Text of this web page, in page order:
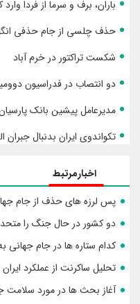
باران، برف و سرما از فردا
حذف چلسی از جام حذفی
شکست تراکتور در خرم آباد
دو انتصاب در فدراسیون
مدیرعامل پیشین بانک
تکواندوی ایران بدنبال جبران
اخبارمرتبط
پس لرزه های حذف از جام
دو کشور در حال جنگ را
کدام ستاره ها در جام جهانی
تحلیل ساکرنت از عملکرد
آغاز بحث ها در مورد سلامت